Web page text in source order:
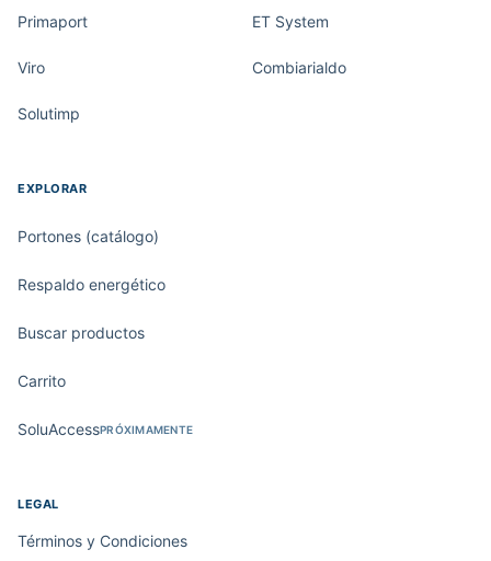
Primaport ET System
Viro Combiarialdo
Solutimp
EXPLORAR
Portones (catálogo)
Respaldo energético
Buscar productos
Carrito
SoluAccessPRÓXIMAMENTE
LEGAL
Términos y Condiciones